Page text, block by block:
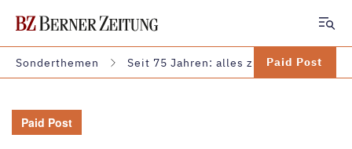
Sonderthemen Seit 75 Jahren: alles zum schöner
Paid Post
Paid Post